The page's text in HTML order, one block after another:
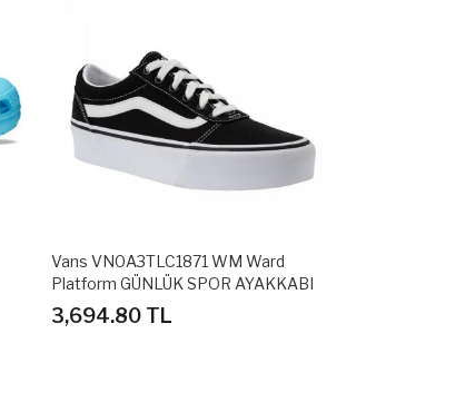
Vans VN0A3TLC1871 WM Ward
Platform GÜNLÜK SPOR AYAKKABI
3,694.80 TL